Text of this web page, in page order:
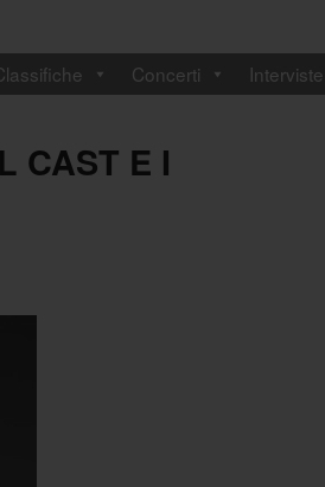
Concerti Interviste
CAST E I